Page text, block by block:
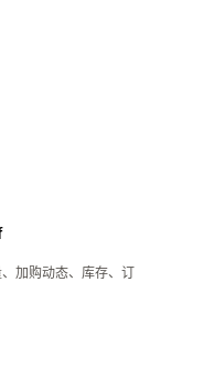
加购动态、库存、订